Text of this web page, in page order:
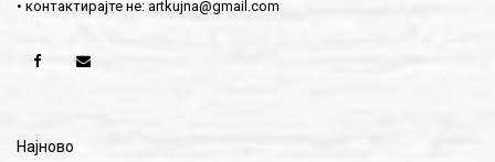
• контактирајте не: artkujna@gmail.com
Најново